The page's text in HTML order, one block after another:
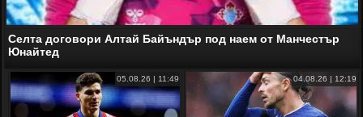
Селта договори Алтай Байъндър под наем от Манчестър
Юнайтед
05.08.26 | 11:49 04.08.26 | 12:19